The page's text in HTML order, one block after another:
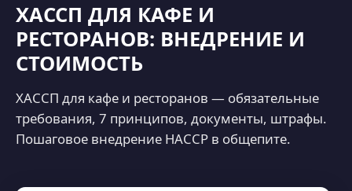
ХАССП ДЛЯ КАФЕ И
РЕСТОРАНОВ: ВНЕДРЕНИЕ И
СТОИМОСТЬ
ХАССП для кафе и ресторанов — обязательные
требования, 7 принципов, документы, штрафы.
Пошаговое внедрение HACCP в общепите.